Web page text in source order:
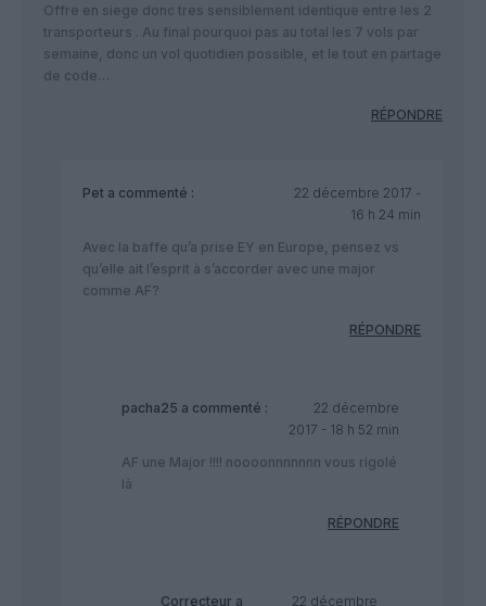
Offre en siege donc tres sensiblement identique entre les 2
transporteurs . Au final pourquoi pas au total les 7 vols par
semaine, donc un vol quotidien possible, et le tout en partage
de code…
RÉPONDRE
Pet a commenté :
22 décembre 2017 -
16 h 24 min
Avec la baffe qu’a prise EY en Europe, pensez vs
qu’elle ait l’esprit à s’accorder avec une major
comme AF?
RÉPONDRE
pacha25 a commenté :
22 décembre
2017 - 18 h 52 min
AF une Major !!!! noooonnnnnnn vous rigolé
là
RÉPONDRE
Correcteur a
22 décembre